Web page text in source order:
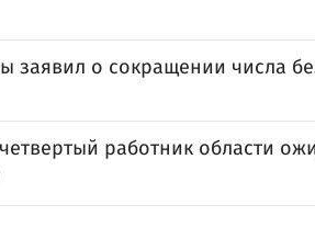
заявил о сокращении числа
работник области